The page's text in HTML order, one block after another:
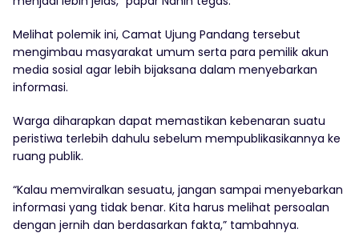
Melihat polemik ini, Camat Ujung Pandang tersebut
mengimbau masyarakat umum serta para pemilik akun
media sosial agar lebih bijaksana dalam menyebarkan
informasi.
Warga diharapkan dapat memastikan kebenaran suatu
peristiwa terlebih dahulu sebelum mempublikasikannya ke
ruang publik.
“Kalau memviralkan sesuatu, jangan sampai menyebarkan
informasi yang tidak benar. Kita harus melihat persoalan
dengan jernih dan berdasarkan fakta,” tambahnya.